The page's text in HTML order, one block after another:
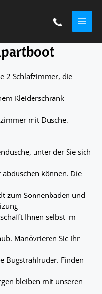
2 Schlafzimmer, die
Kleiderschrank
mit Dusche,
unter der Sie sich
können. Die
zum Sonnenbaden und
Ihnen selbst im
Manövrieren Sie Ihr
Bugstrahlruder. Finden
bleiben mit unseren